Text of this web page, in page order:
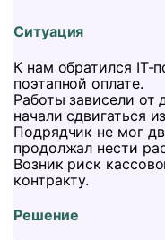
Ситуация
К нам обратился IT-
поэтапной оплате.
Работы зависели от
начали сдвигаться
Подрядчик не мог
продолжал нести
Возник риск
контракту.
Решение